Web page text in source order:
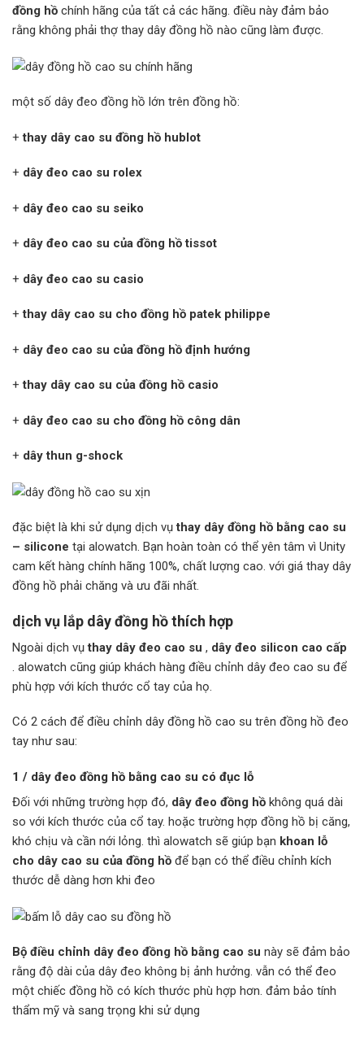
đồng hồ chính hãng của tất cả các hãng. điều này đảm bảo
rằng không phải thợ thay dây đồng hồ nào cũng làm được.
một số dây đeo đồng hồ lớn trên đồng hồ:
+thay dây cao su đồng hồ hublot
+ dây đeo cao su rolex
+ dây đeo cao su seiko
+ dây đeo cao su của đồng hồ tissot
+ dây đeo cao su casio
+thay dây cao su cho đồng hồ patek philippe
+ dây đeo cao su của đồng hồ định hướng
+thay dây cao su của đồng hồ casio
+ dây đeo cao su cho đồng hồ công dân
+ dây thun g-shock
đặc biệt là khi sử dụng dịch vụthay dây đồng hồ bằng cao su
– silicone tại alowatch. Bạn hoàn toàn có thể yên tâm vì Unity
cam kết hàng chính hãng 100%, chất lượng cao. với giá thay dây
đồng hồ phải chăng và ưu đãi nhất.
dịch vụ lắp dây đồng hồ thích hợp
Ngoài dịch vụthay dây đeo cao su , dây đeo silicon cao cấp
. alowatch cũng giúp khách hàng điều chỉnh dây đeo cao su để
phù hợp với kích thước cổ tay của họ.
Có 2 cách để điều chỉnh dây đồng hồ cao su trên đồng hồ đeo
tay như sau:
1 / dây đeo đồng hồ bằng cao su có đục lỗ
Đối với những trường hợp đó, dây đeo đồng hồ không quá dài
so với kích thước của cổ tay. hoặc trường hợp đồng hồ bị căng,
khó chịu và cần nới lỏng. thì alowatch sẽ giúp bạn khoan lỗ
cho dây cao su của đồng hồ để bạn có thể điều chỉnh kích
thước dễ dàng hơn khi đeo
Bộ điều chỉnh dây đeo đồng hồ bằng cao su này sẽ đảm bảo
rằng độ dài của dây đeo không bị ảnh hưởng. vẫn có thể đeo
một chiếc đồng hồ có kích thước phù hợp hơn. đảm bảo tính
thẩm mỹ và sang trọng khi sử dụng